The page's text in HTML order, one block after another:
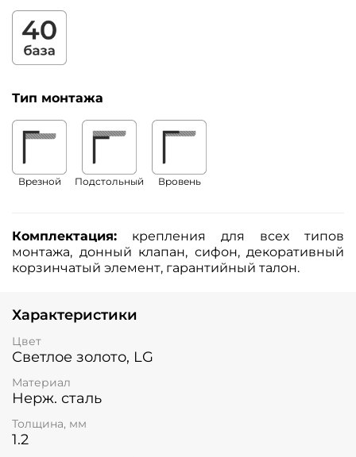
Тип монтажа
Врезной Подстольный Вровень
Комплектация: крепления для всех типов
монтажа, донный клапан, сифон, декоративный
корзинчатый элемент, гарантийный талон.
Характеристики
Цвет
Светлое золото, LG
Материал
Нерж. сталь
Толщина, мм
1.2